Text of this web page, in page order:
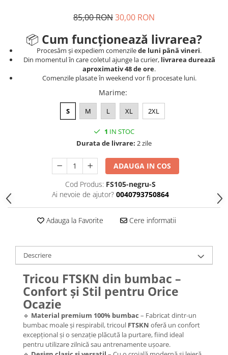
85,00 RON30,00 RON
📦 Cum funcționează livrarea?
Procesăm și expediem comenzilede luni până vineri.
Din momentul în care coletul ajunge la curier, livrarea durează
aproximativ 48 de ore.
Comenzile plasate în weekend vor fi procesate luni.
Marime:
S M L XL 2XL
1 IN STOC
Durata de livrare: 2 zile
ADAUGA IN COS
Cod Produs: FS105-negru-S
Ai nevoie de ajutor? 0040793750864
Adauga la Favorite Cere informatii
Descriere
Tricou FTSKN din bumbac –
Confort și Stil pentru Orice
Ocazie
🔹 Material premium 100% bumbac – Fabricat dintr-un
bumbac moale și respirabil, tricoul FTSKN oferă un confort
excepțional și o senzație plăcută la purtare, fiind ideal
pentru utilizare zilnică sau antrenamente ușoare.